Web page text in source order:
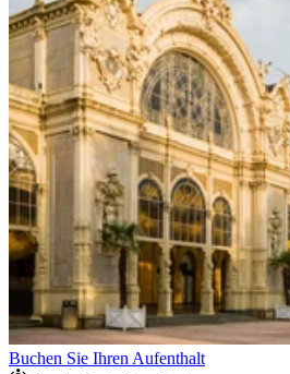
Buchen Sie Ihren Aufenthalt